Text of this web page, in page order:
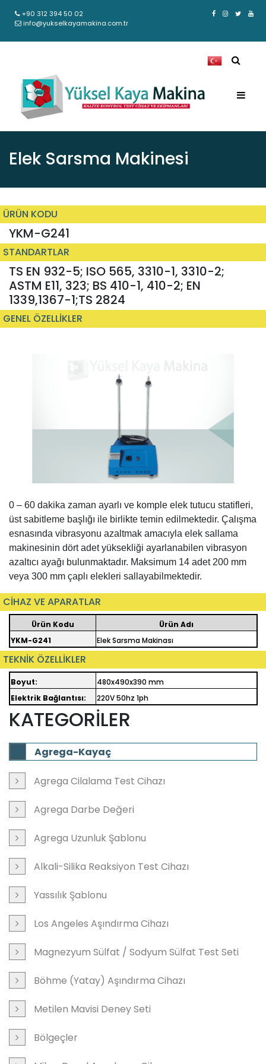
+90 312 394 50 02
info@yukselkayamakina.com.tr
Elek Sarsma Makinesi
ÜRÜN KODU
YKM-G241
STANDARTLAR
TS EN 932-5; ISO 565, 3310-1, 3310-2;
ASTM E11, 323; BS 410-1, 410-2; EN
1339,1367-1;TS 2824
GENEL ÖZELLİKLER
0 – 60 dakika zaman ayarlı ve komple elek tutucu statifleri,
üst sabitleme başlığı ile birlikte temin edilmektedir. Çalışma
esnasında vibrasyonu azaltmak amacıyla elek sallama
makinesinin dört adet yüksekliği ayarlanabilen vibrasyon
azaltıcı ayağı bulunmaktadır. Maksimum 14 adet 200 mm
veya 300 mm çaplı elekleri sallayabilmektedir.
CİHAZ VE APARATLAR
Ürün Kodu
Ürün Adı
YKM-G241
Elek Sarsma Makinası
TEKNİK ÖZELLİKLER
Boyut:
480x490x390 mm
Elektrik Bağlantısı:
220V 50hz 1ph
KATEGORİLER
Agrega-Kayaç
Agrega Cilalama Test Cihazı
Agrega Darbe Değeri
Agrega Uzunluk Şablonu
Alkali-Silika Reaksiyon Test Cihazı
Yassılık Şablonu
Los Angeles Aşındırma Cihazı
Magnezyum Sülfat / Sodyum Sülfat Test Seti
Böhme (Yatay) Aşındırma Cihazı
Metilen Mavisi Deney Seti
Bölgeçler